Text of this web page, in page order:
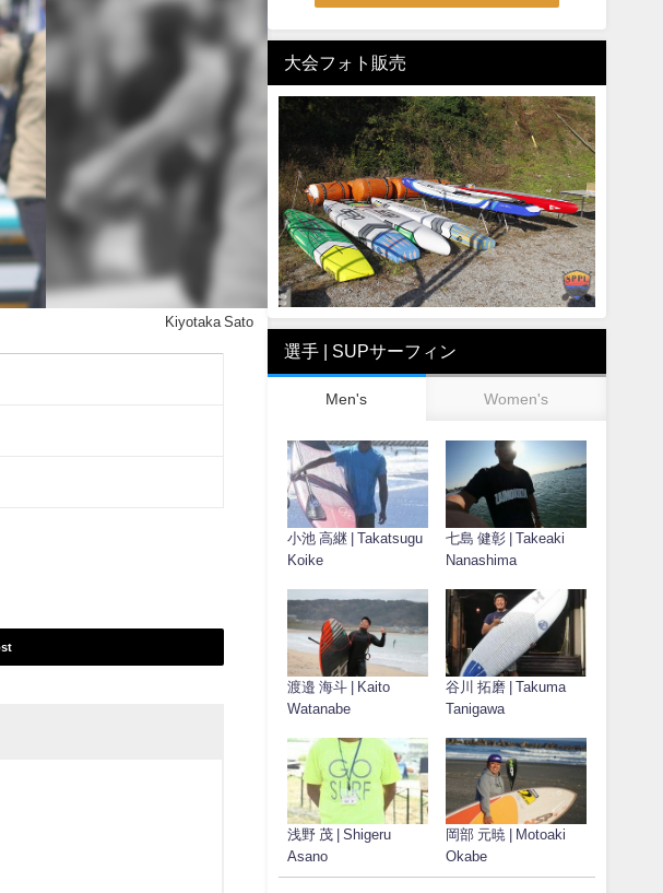
Kiyotaka Sato
大会フォト販売
選手 | SUPサーフィン
Men's Women's
小池 高継 | Takatsugu
Koike
七島 健彰 | Takeaki
Nanashima
渡邉 海斗 | Kaito
Watanabe
谷川 拓磨 | Takuma
Tanigawa
浅野 茂 | Shigeru
Asano
岡部 元暁 | Motoaki
Okabe